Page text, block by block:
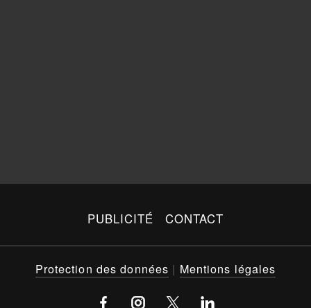
PUBLICITÉ CONTACT
Protection des données | Mentions légales